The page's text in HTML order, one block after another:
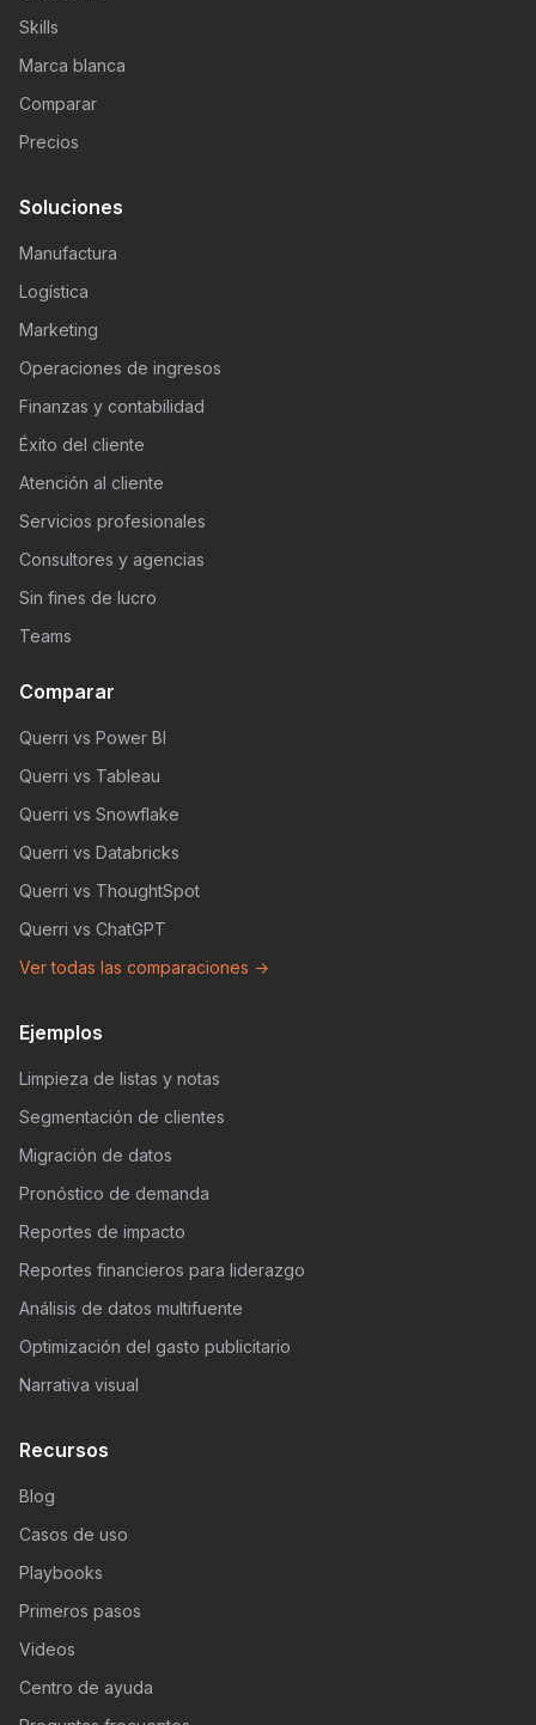
Skills
Marca blanca
Comparar
Precios
Soluciones
Manufactura
Logística
Marketing
Operaciones de ingresos
Finanzas y contabilidad
Éxito del cliente
Atención al cliente
Servicios profesionales
Consultores y agencias
Sin fines de lucro
Teams
Comparar
Querri vs Power BI
Querri vs Tableau
Querri vs Snowflake
Querri vs Databricks
Querri vs ThoughtSpot
Querri vs ChatGPT
Ver todas las comparaciones →
Ejemplos
Limpieza de listas y notas
Segmentación de clientes
Migración de datos
Pronóstico de demanda
Reportes de impacto
Reportes financieros para liderazgo
Análisis de datos multifuente
Optimización del gasto publicitario
Narrativa visual
Recursos
Blog
Casos de uso
Playbooks
Primeros pasos
Videos
Centro de ayuda